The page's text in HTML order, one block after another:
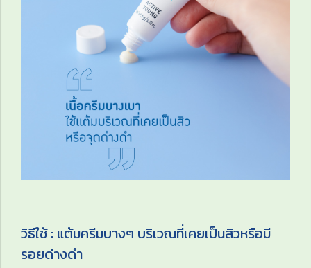
วิธีใช้ : แต้มครีมบางๆ บริเวณที่เคยเป็นสิวหรือมี
รอยด่างดำ